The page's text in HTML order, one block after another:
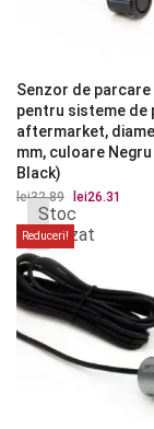
Senzor de parcare
pentru sisteme de
aftermarket,
mm, culoare Negru
Black)
lei32.89
Prețul
inițial
a
fost:
lei26.31
Reduceri!
Stoc
epuizat